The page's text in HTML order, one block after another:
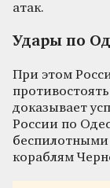
атак.
Удары по
При этом
доказывает
России по
кораблям